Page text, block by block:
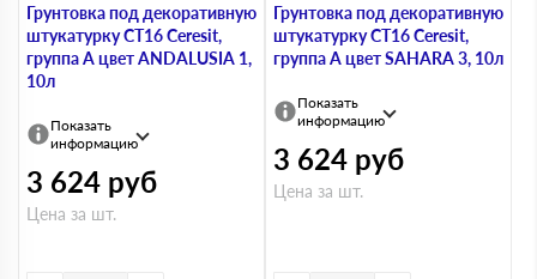
Грунтовка под декоративную
штукатурку СТ16 Ceresit,
группа A цвет ANDALUSIA 1,
10л
Показать
информацию
3 624 руб
Цена за шт.
Грунтовка под декоративную
штукатурку СТ16 Ceresit,
группа A цвет SAHARA 3, 10л
Показать
информацию
3 624 руб
Цена за шт.